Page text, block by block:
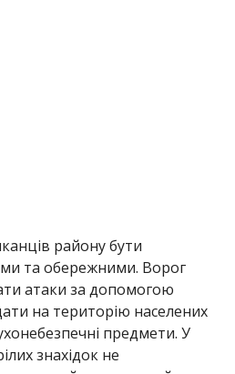
району бути
та обережними. Ворог
атаки за допомогою
на територію населених
предмети. У
знахідок не